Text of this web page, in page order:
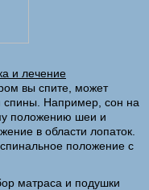
и лечение
вы спите, может
спины. Например, сон на
положению шеи и
в области лопаток.
положение с
матраса и подушки